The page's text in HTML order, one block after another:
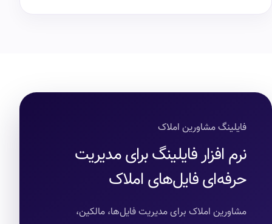
فایلینگ مشاورین املاک
نرم افزار فایلینگ برای مدیریت
حرفه‌ای فایل‌های املاک
مشاورین املاک برای مدیریت فایل‌ها، مالکین،